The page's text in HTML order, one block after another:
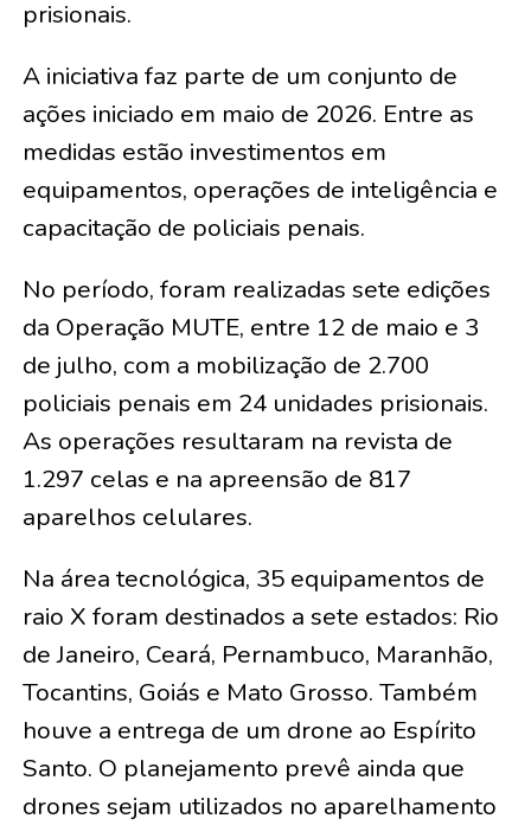
prisionais.
A iniciativa faz parte de um conjunto de
ações iniciado em maio de 2026. Entre as
medidas estão investimentos em
equipamentos, operações de inteligência e
capacitação de policiais penais.
No período, foram realizadas sete edições
da Operação MUTE, entre 12 de maio e 3
de julho, com a mobilização de 2.700
policiais penais em 24 unidades prisionais.
As operações resultaram na revista de
1.297 celas e na apreensão de 817
aparelhos celulares.
Na área tecnológica, 35 equipamentos de
raio X foram destinados a sete estados: Rio
de Janeiro, Ceará, Pernambuco, Maranhão,
Tocantins, Goiás e Mato Grosso. Também
houve a entrega de um drone ao Espírito
Santo. O planejamento prevê ainda que
drones sejam utilizados no aparelhamento